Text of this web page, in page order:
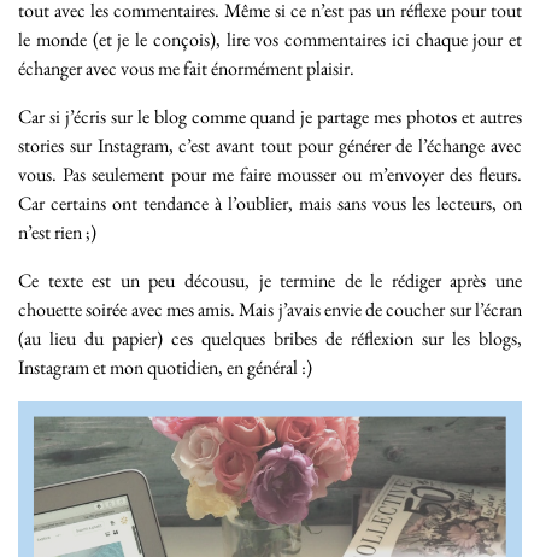
tout avec les commentaires. Même si ce n’est pas un réflexe pour tout
le monde (et je le conçois), lire vos commentaires ici chaque jour et
échanger avec vous me fait énormément plaisir.
Car si j’écris sur le blog comme quand je partage mes photos et autres
stories sur Instagram, c’est avant tout pour générer de l’échange avec
vous. Pas seulement pour me faire mousser ou m’envoyer des fleurs.
Car certains ont tendance à l’oublier, mais sans vous les lecteurs, on
n’est rien ;)
Ce texte est un peu décousu, je termine de le rédiger après une
chouette soirée avec mes amis. Mais j’avais envie de coucher sur l’écran
(au lieu du papier) ces quelques bribes de réflexion sur les blogs,
Instagram et mon quotidien, en général :)